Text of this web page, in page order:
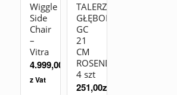
Wiggle
Side
Chair
–
Vitra
4.999,00
z Vat
TALERZ
GŁĘBOKI
GC
21
CM
ROSENDAHL
4 szt
251,00zł